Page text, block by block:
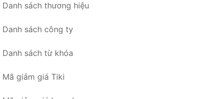
Danh sách thương hiệu
Danh sách công ty
Danh sách từ khóa
Mã giảm giá Tiki